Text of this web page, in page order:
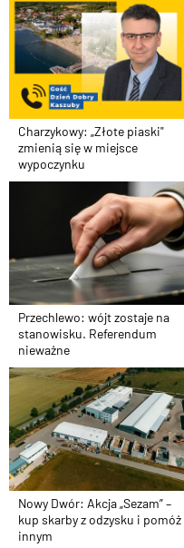
Charzykowy: „Złote piaski"
zmienią się w miejsce
wypoczynku
Przechlewo: wójt zostaje na
stanowisku. Referendum
nieważne
Nowy Dwór: Akcja „Sezam” –
kup skarby z odzysku i pomóż
innym